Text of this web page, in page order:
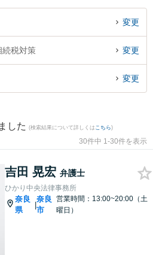
です。特にひかり中央法律事務所の吉田 晃
多 芳裕弁護士、弁護士法人ナラハ奈良法律
策のトラブル解決の実績豊富な近くの弁護
相続税対策を法律相談できる奈良市内の弁
りの相談者さんにおすすめです。
変更
続税対策 変更
変更
した (検索結果について詳しくは こちら)
30件中 1-30件を表示
吉田 晃宏 弁護士
ひかり中央法律事務所
奈良
県
|
奈良
市
営業時間：13:00~20:00（土
曜日）